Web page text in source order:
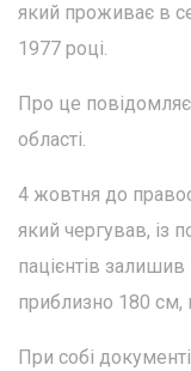
який проживає в
1977 році.
Про це
області.
4 жовтня до
який чергував, із
пацієнтів
приблизно 180 см,
При собі